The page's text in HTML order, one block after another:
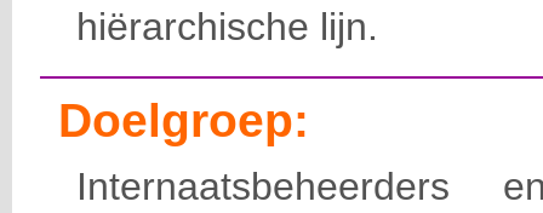
hiërarchische lijn.
Doelgroep: